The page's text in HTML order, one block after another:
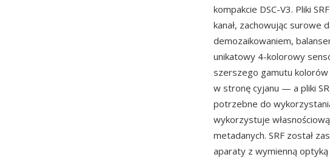
kompakcie DSC-V3. Pliki
kanał, zachowując surowe
demozaikowaniem,
unikatowy 4-kolorowy
szerszego gamutu
w stronę cyjanu — a pliki
potrzebne do
wykorzystuje
metadanych. SRF został
aparaty z wymienną